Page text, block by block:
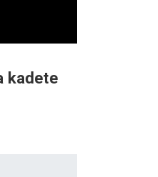
kadete